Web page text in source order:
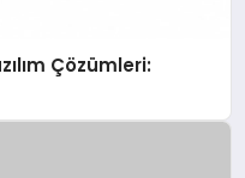
Çözümleri: